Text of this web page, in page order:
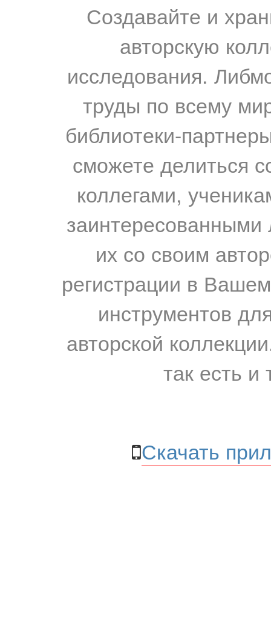
Создавайте и
авторскую
исследования.
труды по всему
библиотеки-
сможете делиться
коллегами,
их со своим
регистрации в
инструментов
авторской
так есть и
Скачать